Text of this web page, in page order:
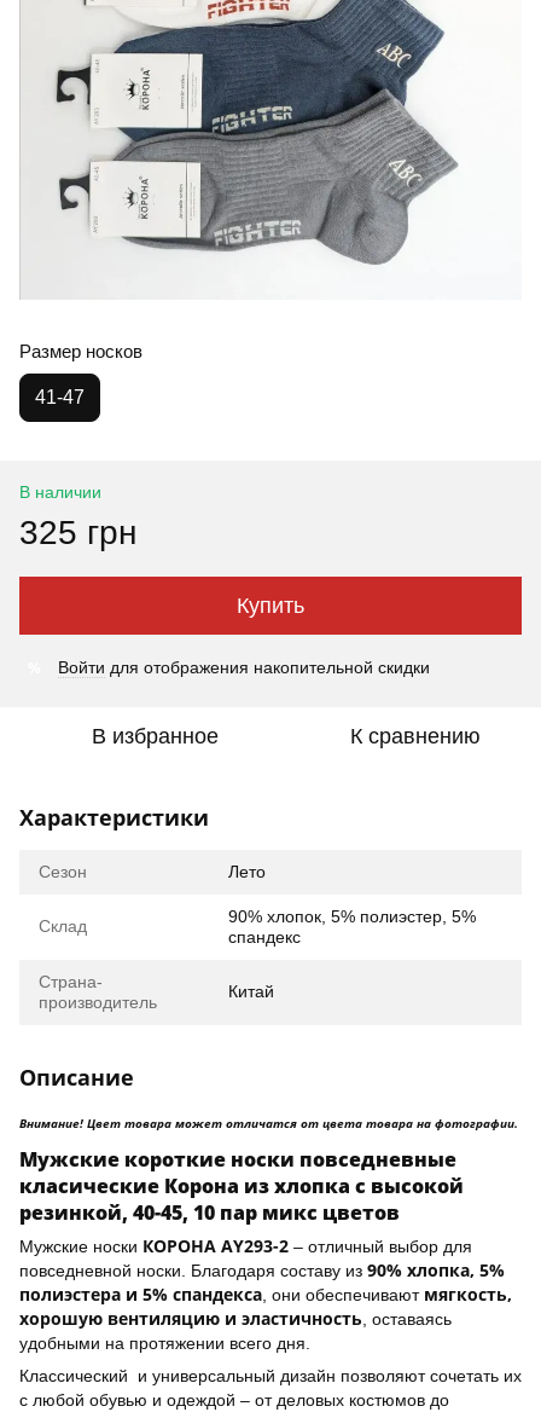
Размер носков
41-47
В наличии
325 грн
Купить
Войти для отображения накопительной скидки
В избранное К сравнению
Характеристики
Сезон Лето
Склад
90% хлопок, 5% полиэстер, 5%
спандекс
Страна-
производитель
Китай
Описание
Внимание! Цвет товара может отличатся от цвета товара на фотографии.
Мужские короткие носки повседневные
класические Корона из хлопка с высокой
резинкой, 40-45, 10 пар микс цветов
Мужские носки КОРОНА AY293-2 – отличный выбор для
повседневной носки. Благодаря составу из 90% хлопка, 5%
полиэстера и 5% спандекса, они обеспечивают мягкость,
хорошую вентиляцию и эластичность, оставаясь
удобными на протяжении всего дня.
Классический и универсальный дизайн позволяют сочетать их
с любой обувью и одеждой – от деловых костюмов до